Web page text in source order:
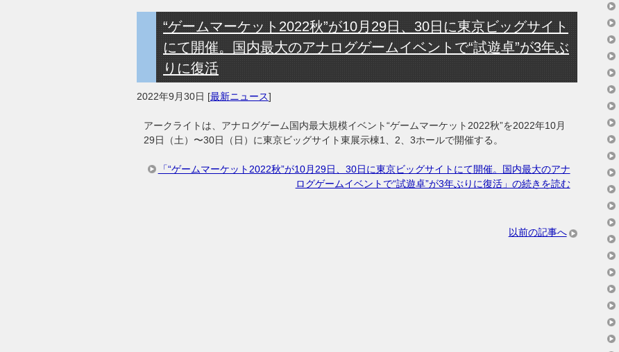
“ゲームマーケット2022秋”が10月29日、30日に東京ビッグサイト
にて開催。国内最大のアナログゲームイベントで“試遊卓”が3年ぶ
りに復活
2022年9月30日 [最新ニュース]
アークライトは、アナログゲーム国内最大規模イベント“ゲームマーケット2022秋”を2022年10月
29日（土）〜30日（日）に東京ビッグサイト東展示棟1、2、3ホールで開催する。
「“ゲームマーケット2022秋”が10月29日、30日に東京ビッグサイトにて開催。国内最大のアナ
ログゲームイベントで“試遊卓”が3年ぶりに復活」の続きを読む
以前の記事へ